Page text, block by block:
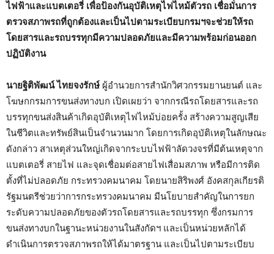
ไฟฟ้าและแบตเตอรี่ เพื่อป้องกันอุบัติเหตุไฟไหม้ตัวรถ เชื่อมั่นการ
ตรวจสภาพรถที่ถูกต้องและเป็นไปตามระเบียบกรมฯจะช่วยให้รถ
โดยสารและรถบรรทุกมีความปลอดภัยและมีความพร้อมก่อนออก
ปฏิบัติงาน
นายฐิติพัฒน์ ไทยจงรักษ์ ผู้อำนวยการสำนักวิศวกรรมยานยนต์ และ
โฆษกกรมการขนส่งทางบก เปิดเผยว่า จากกรณีรถโดยสารและรถ
บรรทุกขนส่งสินค้าเกิดอุบัติเหตุไฟไหม้บ่อยครั้ง สร้างความสูญเสีย
ในชีวิตและทรัพย์สินเป็นจำนวนมาก โดยการเกิดอุบัติเหตุในลักษณะ
ดังกล่าว สาเหตุส่วนใหญ่เกิดจากระบบไฟฟ้าลัดวงจรที่มีต้นเหตุจาก
แบตเตอรี่ สายไฟ และจุดเชื่อมต่อสายไฟเสื่อมสภาพ หรือมีการติด
ตั้งที่ไม่ปลอดภัย กระทรวงคมนาคม โดยนายสิริพงศ์ อังคสกุลเกียรติ
รัฐมนตรีช่วยว่าการกระทรวงคมนาคม มีนโยบายสำคัญในการยก
ระดับความปลอดภัยของตัวรถโดยสารและรถบรรทุก ซึ่งกรมการ
ขนส่งทางบกในฐานะหน่วยงานในสังกัดฯ และเป็นหน่วยหลักได้
ดำเนินการตรวจสภาพรถให้ได้มาตรฐาน และเป็นไปตามระเบียบ